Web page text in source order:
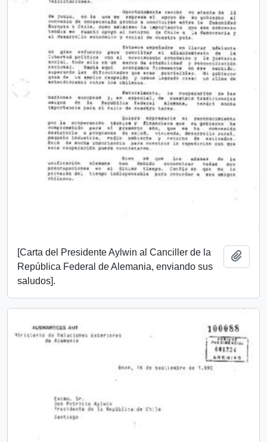
[Carta del Presidente Aylwin al Canciller de la
República Federal de Alemania, enviando sus
saludos].